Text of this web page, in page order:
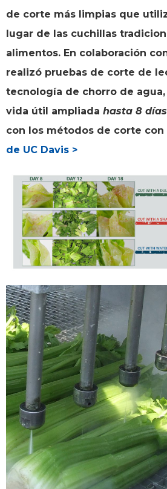
de corte más limpias que
lugar de las cuchillas
alimentos. En colaboración
realizó pruebas de corte de
tecnología de chorro de
vida útil ampliada hasta 8 días
con los métodos de corte con
de UC Davis >